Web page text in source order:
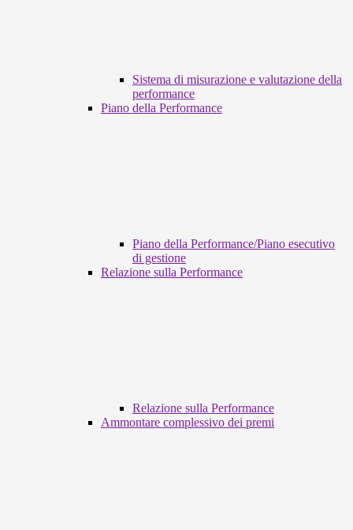
Sistema di misurazione e valutazione della
performance
Piano della Performance
Piano della Performance/Piano esecutivo
di gestione
Relazione sulla Performance
Relazione sulla Performance
Ammontare complessivo dei premi